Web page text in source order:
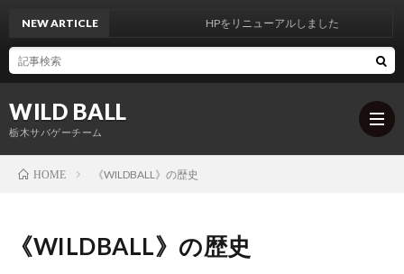
WILD BALL
栃木サバゲーチーム
NEW ARTICLE HPをリニューアルしました
HOME 《WILDBALL》の歴史
《WILDBALL》の歴史